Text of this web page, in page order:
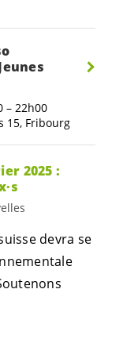
– 22h00
15, Fribourg
2025 :
devra se